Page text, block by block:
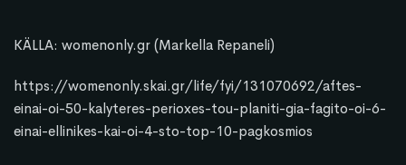
KÄLLA: womenonly.gr (Markella Repaneli)
https://womenonly.skai.gr/life/fyi/131070692/aftes-
einai-oi-50-kalyteres-perioxes-tou-planiti-gia-fagito-oi-6-
einai-ellinikes-kai-oi-4-sto-top-10-pagkosmios